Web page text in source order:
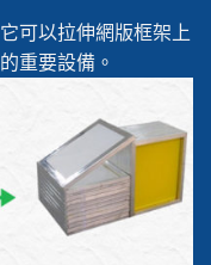
可以拉伸網版框架上
重要設備。